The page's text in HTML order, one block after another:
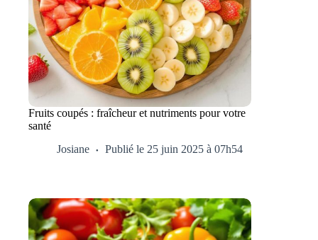
Fruits coupés : fraîcheur et nutriments pour votre
santé
Josiane
Publié le 25 juin 2025 à 07h54